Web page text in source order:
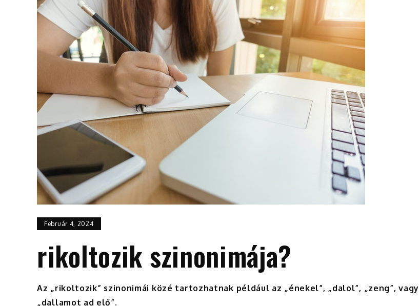
Február 4, 2024
rikoltozik szinonimája?
Az „rikoltozik” szinonimái közé tartozhatnak például az „énekel”, „dalol”, „zeng”, vagy
„dallamot ad elő”.